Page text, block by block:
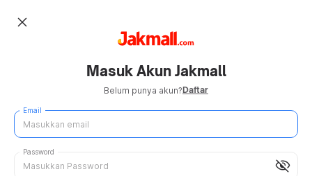
close
Masuk Akun Jakmall
Belum punya akun?Daftar
Email
visibility_off
Password